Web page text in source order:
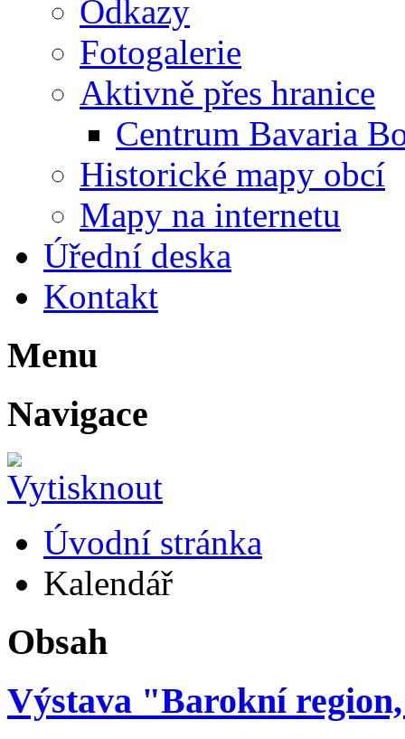
Odkazy
Fotogalerie
Aktivně přes hranice
Centrum Bavaria
Historické mapy obcí
Mapy na internetu
Úřední deska
Kontakt
Menu
Navigace
Úvodní stránka
Kalendář
Obsah
Výstava "Barokní